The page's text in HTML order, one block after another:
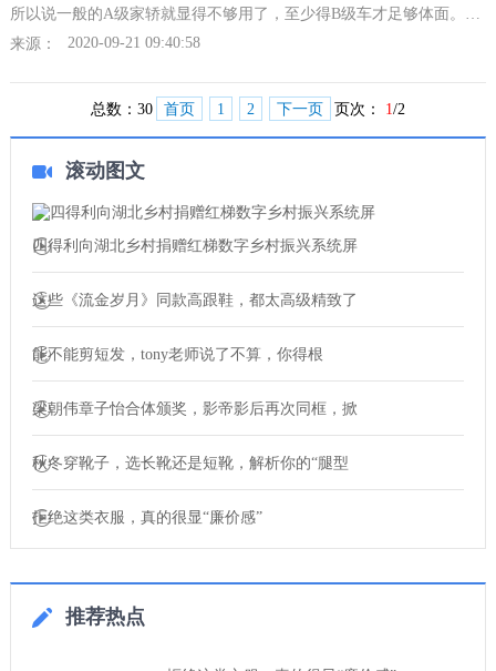
所以说一般的A级家轿就显得不够用了，至少得B级车才足够体面。在
B级车市场中，销量最好的凯美瑞、雅阁这种偏家用、价格还贵的日系
来源： 2020-09-21 09:40:58
总数： 30 首页 1 2 下一页 页次： 1/2
滚动图文
四得利向湖北乡村捐赠红梯数字乡村振兴系统屏
这些《流金岁月》同款高跟鞋，都太高级精致了
能不能剪短发，tony老师说了不算，你得根
梁朝伟章子怡合体颁奖，影帝影后再次同框，掀
秋冬穿靴子，选长靴还是短靴，解析你的“腿型
拒绝这类衣服，真的很显“廉价感”
推荐热点